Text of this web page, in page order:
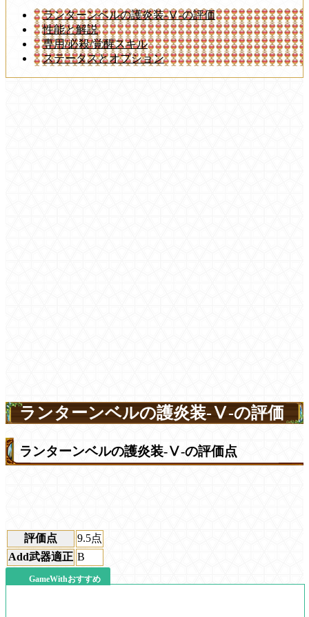
ランターンベルの護炎装-Ⅴ-の評価
性能と解説
専用/必殺/覚醒スキル
ステータスとオプション
ランターンベルの護炎装-Ⅴ-の評価
ランターンベルの護炎装-Ⅴ-の評価点
評価点 9.5点
Add武器適正 B
GameWithおすすめ